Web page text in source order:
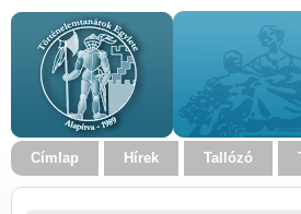
Címlap Hírek Tallózó